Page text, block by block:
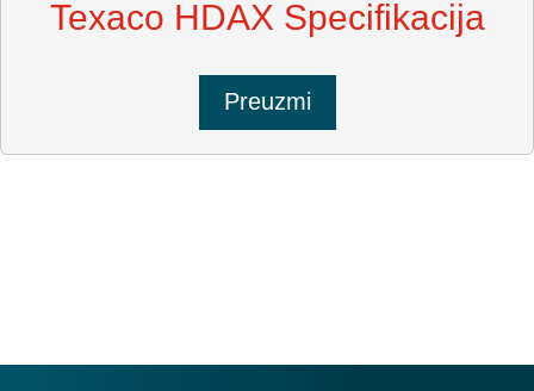
Texaco HDAX Specifikacija
Preuzmi